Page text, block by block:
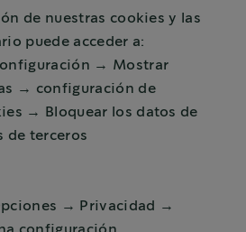
de nuestras cookies y las
puede acceder a:
→ Mostrar
→ configuración de
→ Bloquear los datos de
de terceros
→ Privacidad →